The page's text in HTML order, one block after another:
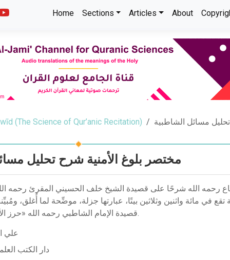
Home Sections Articles About
(The Science of Qur’anic Recitation) مسائل الشاطبية
مختصر بلوغ الأمنية شرح تحليل
رحمه الله شرحًا على قصيدة الشيخ خلف الحسيني المقرئ رحمه
في مائة واثنين وثلاثين بيتًا، عبارتها جزلة، موضِّحة لما أُغلق،
قصيدة الإمام الشاطبي رحمه الله «حرز الأماني» من مسائل.
علي
دار الكتب